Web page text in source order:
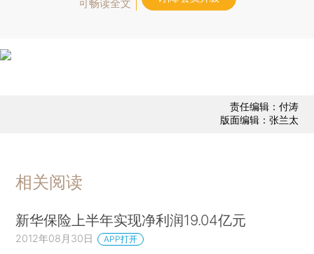
可畅读全文
责任编辑：付涛
版面编辑：张兰太
相关阅读
新华保险上半年实现净利润19.04亿元
2012年08月30日 APP打开